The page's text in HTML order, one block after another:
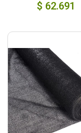
$ 62.691